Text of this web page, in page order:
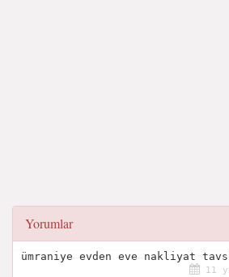
Yorumlar
ümraniye evden eve nakliyat
11